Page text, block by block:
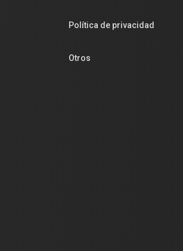
Política de privacidad
Otros